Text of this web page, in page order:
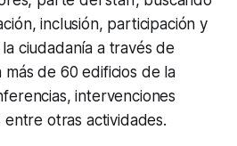
inclusión, participación y
ciudadanía a través de
de 60 edificios de la
intervenciones
otras actividades.